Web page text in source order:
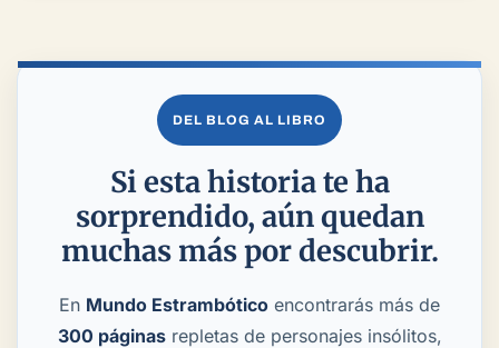
DEL BLOG AL LIBRO
Si esta historia te ha
sorprendido, aún quedan
muchas más por descubrir.
En Mundo Estrambótico encontrarás más de
300 páginasrepletas de personajes insólitos,